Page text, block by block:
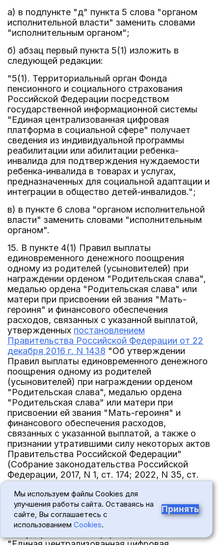
а) в подпункте "д" пункта 5 слова "органом
исполнительной власти" заменить словами
"исполнительным органом";
б) абзац первый пункта 5(1) изложить в
следующей редакции:
"5(1). Территориальный орган Фонда
пенсионного и социального страхования
Российской Федерации посредством
государственной информационной системы
"Единая централизованная цифровая
платформа в социальной сфере" получает
сведения из индивидуальной программы
реабилитации или абилитации ребенка-
инвалида для подтверждения нуждаемости
ребенка-инвалида в товарах и услугах,
предназначенных для социальной адаптации и
интеграции в общество детей-инвалидов.";
в) в пункте 6 слова "органом исполнительной
власти" заменить словами "исполнительным
органом".
15. В пункте 4(1) Правил выплаты
единовременного денежного поощрения
одному из родителей (усыновителей) при
награждении орденом "Родительская слава",
медалью ордена "Родительская слава" или
матери при присвоении ей звания "Мать-
героиня" и финансового обеспечения
расходов, связанных с указанной выплатой,
утвержденных постановлением
Правительства Российской Федерации от 22
декабря 2016 г. N 1438 "Об утверждении
Правил выплаты единовременного денежного
поощрения одному из родителей
(усыновителей) при награждении орденом
"Родительская слава", медалью ордена
"Родительская слава" или матери при
присвоении ей звания "Мать-героиня" и
финансового обеспечения расходов,
связанных с указанной выплатой, а также о
признании утратившими силу некоторых актов
Правительства Российской Федерации"
(Собрание законодательства Российской
Федерации, 2017, N 1, ст. 174; 2022, N 35, ст.
а) в абзаце первом слова "Единой
государственной информационной системы
социального обеспечения" заменить словами
Мы используем файлы Cookies для
улучшения работы сайта. Оставаясь на
сайте, Вы соглашаетесь с
использованием Cookies.
Принять